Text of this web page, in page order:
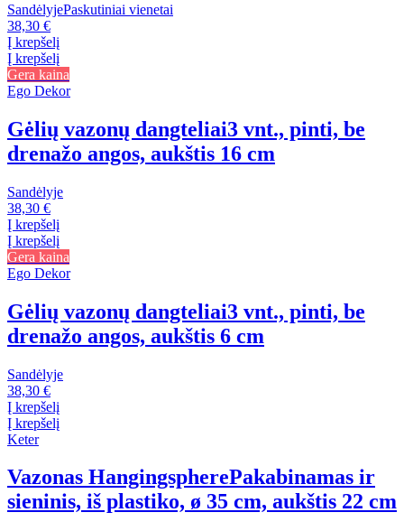
SandėlyjePaskutiniai vienetai
38,30 €
Į krepšelį
Į krepšelį
Gera kaina
Ego Dekor
Gėlių vazonų dangteliai3 vnt., pinti, be
drenažo angos, aukštis 16 cm
Sandėlyje
38,30 €
Į krepšelį
Į krepšelį
Gera kaina
Ego Dekor
Gėlių vazonų dangteliai3 vnt., pinti, be
drenažo angos, aukštis 6 cm
Sandėlyje
38,30 €
Į krepšelį
Į krepšelį
Keter
Vazonas HangingspherePakabinamas ir
sieninis, iš plastiko, ø 35 cm, aukštis 22 cm